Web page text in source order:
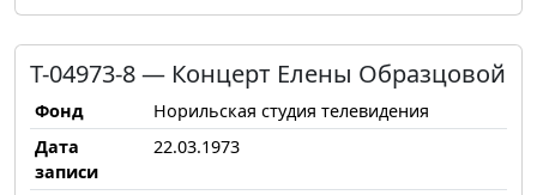
Т-04973-8 — Концерт Елены Образцовой
Фонд
Норильская студия телевидения
Дата
записи
22.03.1973